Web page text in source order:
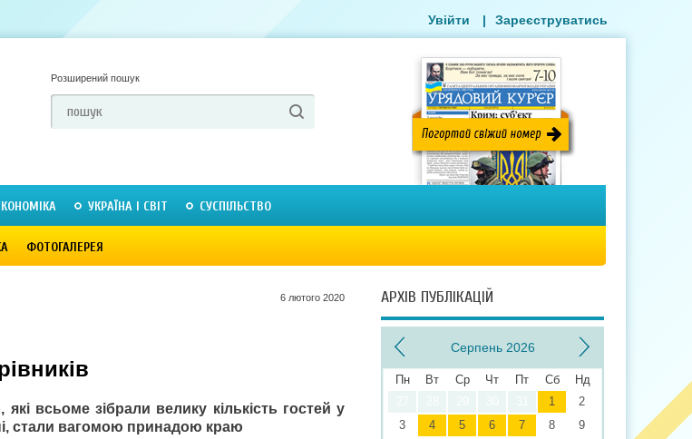
Розширений пошук
УКРАЇНА І СВІТ СУСПІЛЬСТВО
ФОТОГАЛЕРЕЯ
Увійти | Зареєструватись
6 лютого 2020
які всьоме зібрали велику кількість гостей у
стали вагомою принадою краю
АРХІВ ПУБЛІКАЦІЙ
Серпень 2026
Пн Вт Ср Чт Пт Сб
Нд
1
2
3
4 5 6 7 8
9